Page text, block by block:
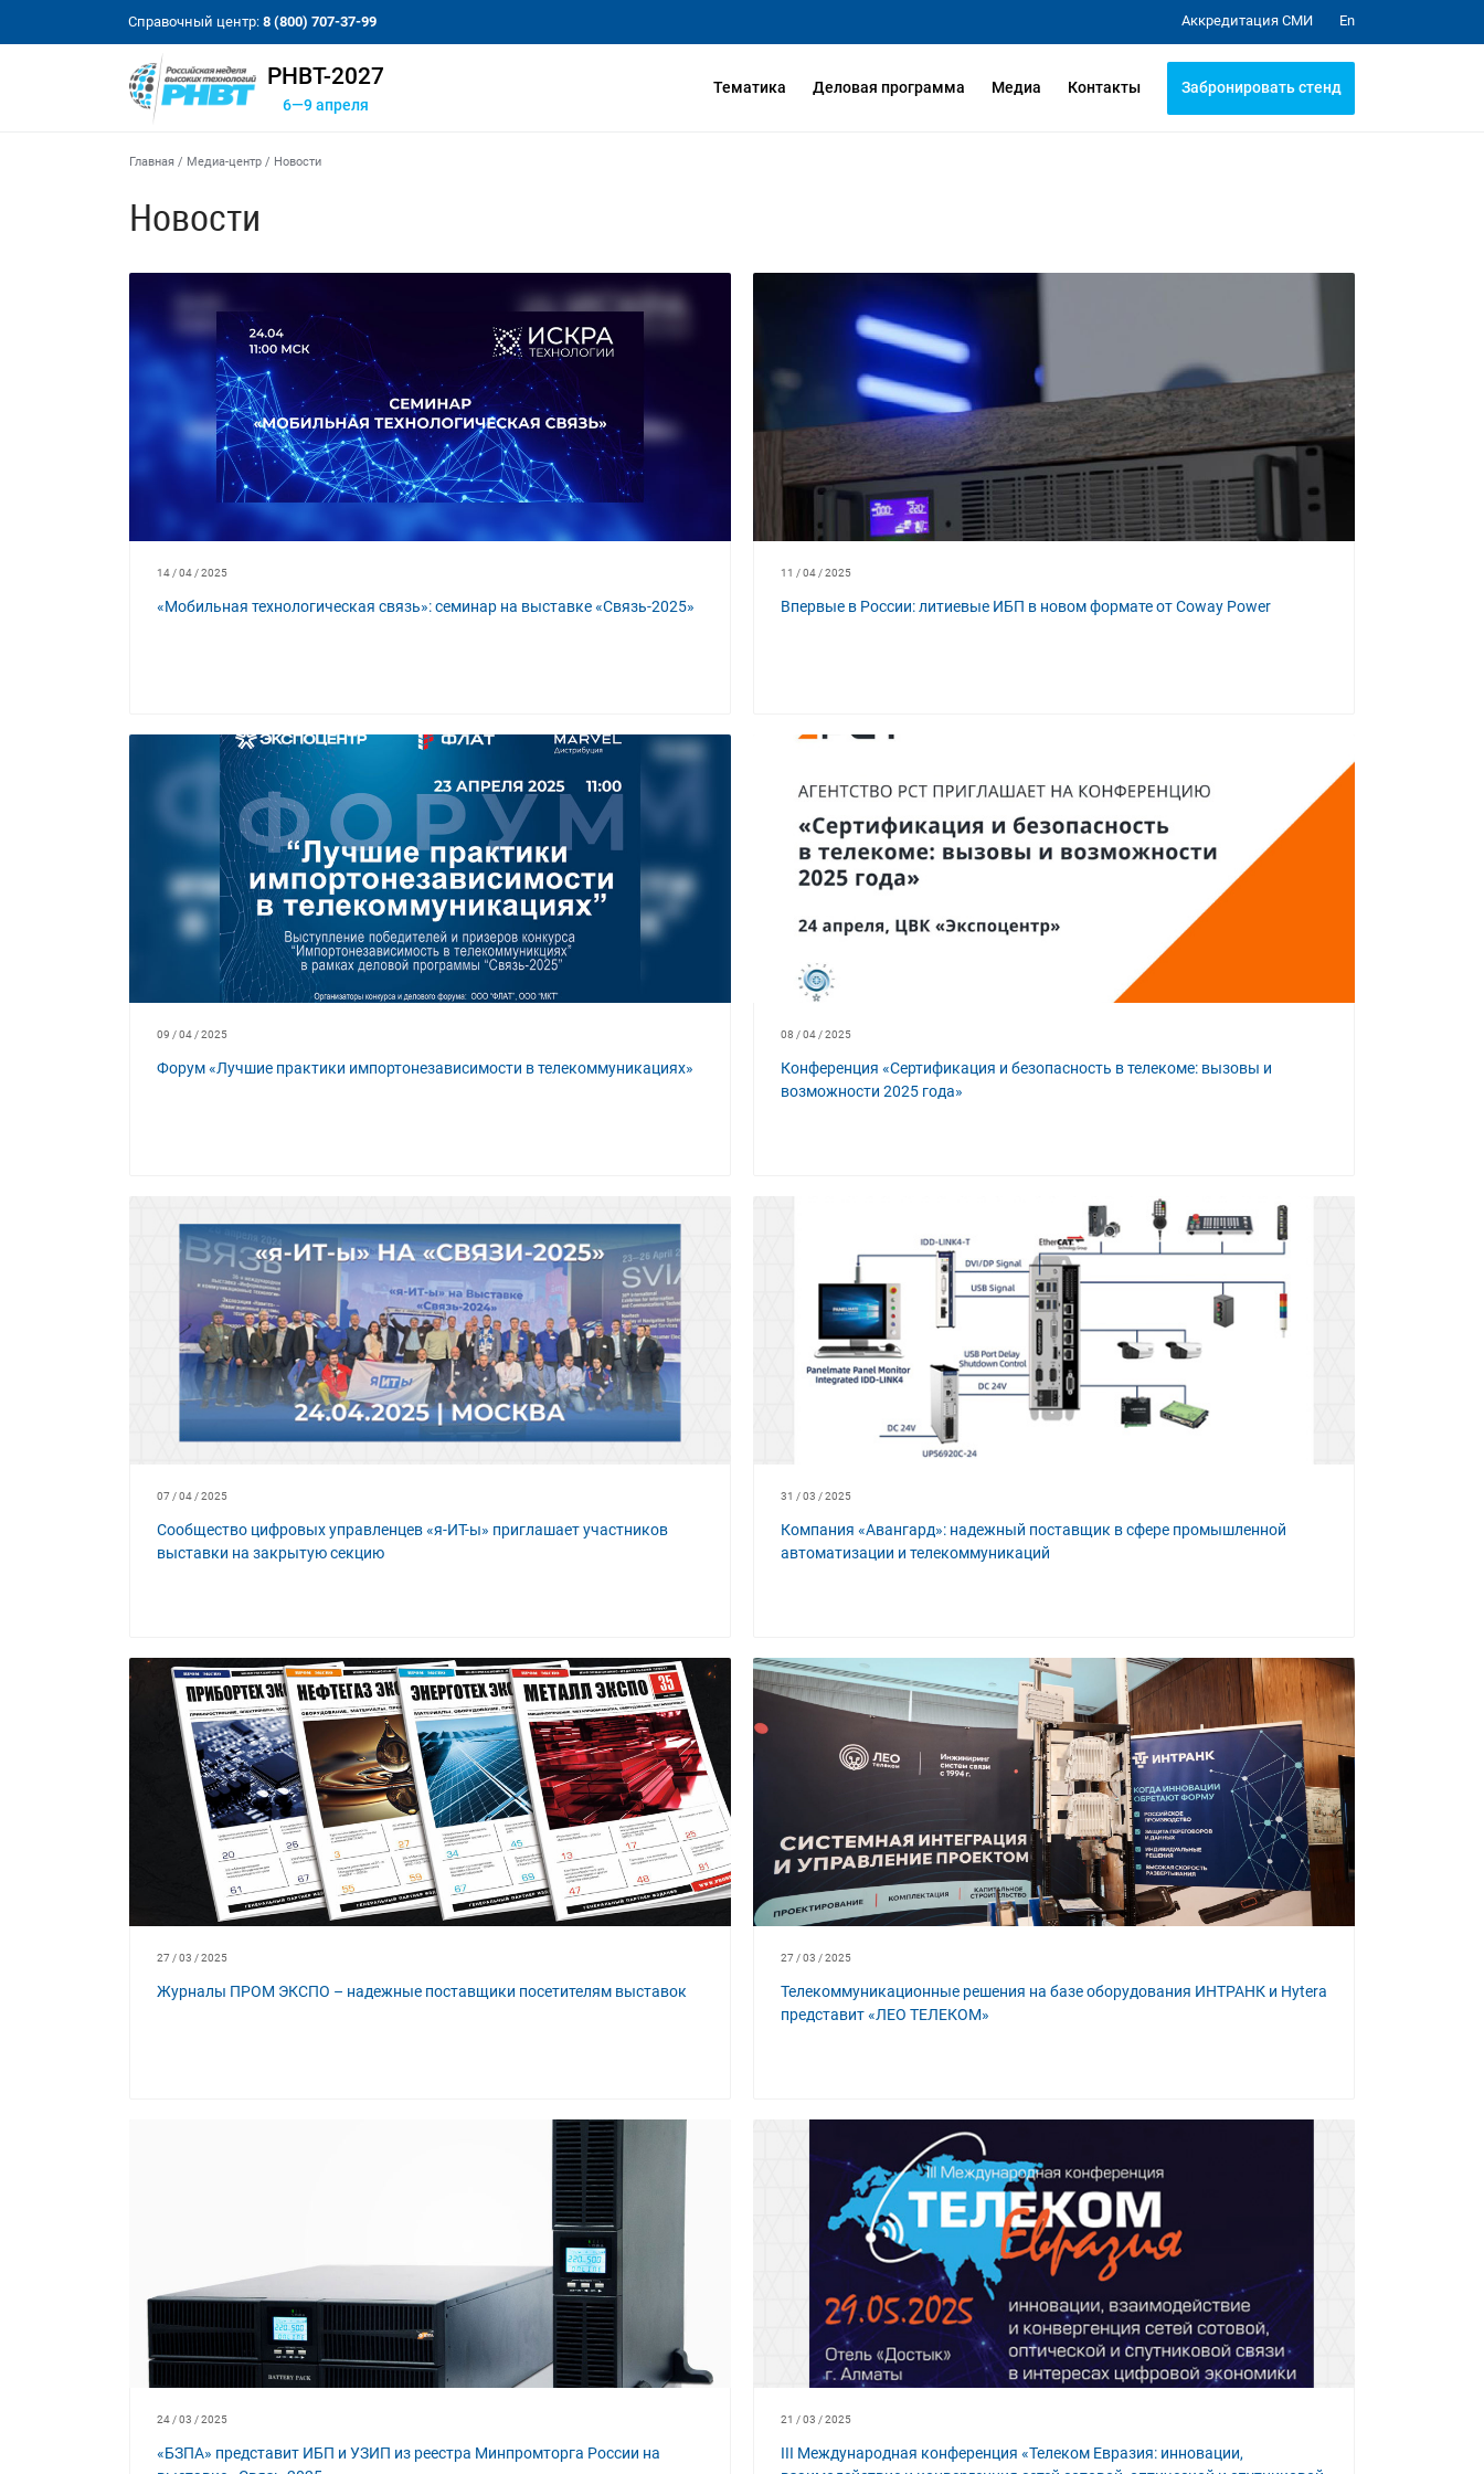
Справочный центр: 8 (800) 707-37-99 Аккредитация СМИ En
РНВТ-2027
6—9 апреля
Тематика Деловая программа Медиа Контакты Забронировать стенд
Главная / Медиа-центр / Новости
Новости
14 / 04 / 2025
«Мобильная технологическая связь»: семинар на выставке «Связь-2025»
11 / 04 / 2025
Впервые в России: литиевые ИБП в новом формате от Coway Power
09 / 04 / 2025
Форум «Лучшие практики импортонезависимости в телекоммуникациях»
08 / 04 / 2025
Конференция «Сертификация и безопасность в телекоме: вызовы и
возможности 2025 года»
07 / 04 / 2025
Сообщество цифровых управленцев «я-ИТ-ы» приглашает участников
выставки на закрытую секцию
31 / 03 / 2025
Компания «Авангард»: надежный поставщик в сфере промышленной
автоматизации и телекоммуникаций
27 / 03 / 2025
Журналы ПРОМ ЭКСПО – надежные поставщики посетителям выставок
27 / 03 / 2025
Телекоммуникационные решения на базе оборудования ИНТРАНК и Hytera
представит «ЛЕО ТЕЛЕКОМ»
24 / 03 / 2025
«БЗПА» представит ИБП и УЗИП из реестра Минпромторга России на
21 / 03 / 2025
III Международная конференция «Телеком Евразия: инновации,